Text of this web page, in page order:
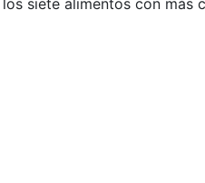
siete alimentos con más